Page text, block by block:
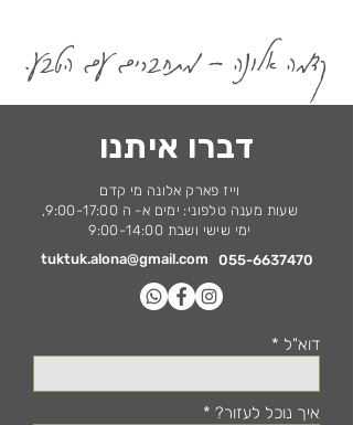
קדמה אלונה - מתחברים עם הטבע.
דברו איתנו
וייז פארק אלונה מי קדם
שעות מענה טלפוני: ימים א- ה 9:00-17:00,
ימי שישי ושבת 9:00-14:00
055-6637470
tuktuk.alona@gmail.com
דוא"ל
איך נוכל לעזור?